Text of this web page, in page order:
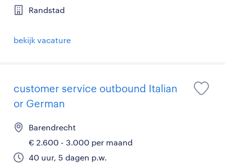
Randstad
bekijk vacature
customer service outbound Italian
or German
Barendrecht
€ 2.600 - 3.000 per maand
40 uur, 5 dagen p.w.